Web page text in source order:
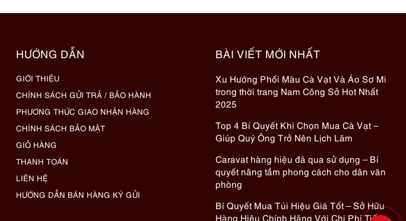
HƯỚNG DẪN
GIỚI THIỆU
CHÍNH SÁCH GỬI TRẢ / BẢO HÀNH
PHƯƠNG THỨC GIAO NHẬN HÀNG
CHÍNH SÁCH BẢO MẬT
GIỎ HÀNG
THANH TOÁN
LIÊN HỆ
HƯỚNG DẪN BÁN HÀNG KÝ GỬI
BÀI VIẾT MỚI NHẤT
Xu Hướng Phối Màu Cà Vạt Và Áo Sơ Mi
trong thời trang Nam Công Sở Hot Nhất
2025
Top 4 Bí Quyết Khi Chọn Mua Cà Vạt –
Giúp Quý Ông Trở Nên Lịch Lãm
Caravat hàng hiệu đã qua sử dụng – Bí
quyết nâng tầm phong cách cho dân văn
phòng
Bí Quyết Mua Túi Hiệu Giá Tốt – Sở Hữu
Hàng Hiệu Chính Hãng Với Chi Phí Tiết